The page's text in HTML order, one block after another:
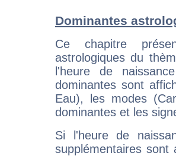
Dominantes
Ce chapitre
astrologiques du
l'heure de
dominantes sont
Eau), les modes
dominantes et les
Si l'heure de
supplémentaires sont